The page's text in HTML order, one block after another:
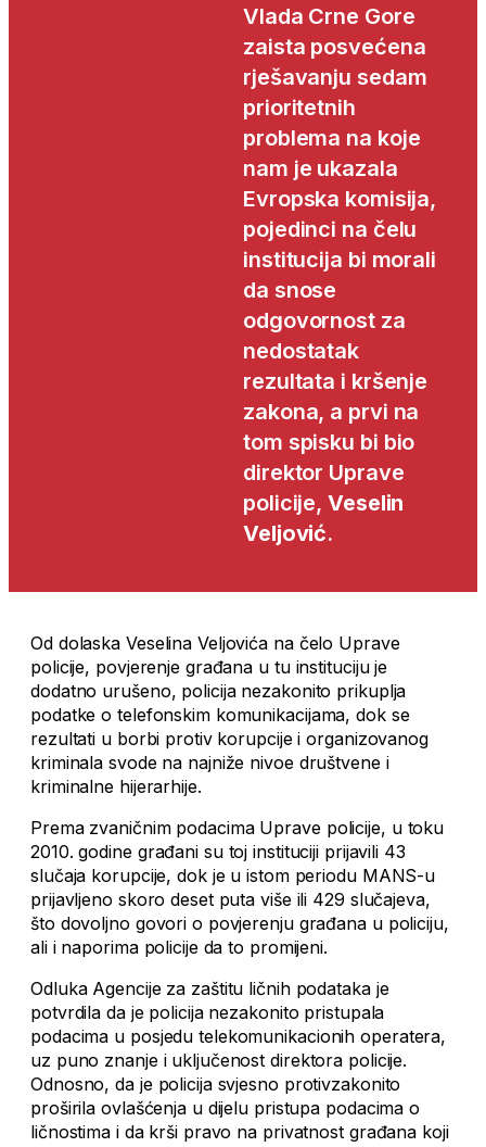
Vlada Crne Gore
zaista posvećena
rješavanju sedam
prioritetnih
problema na koje
nam je ukazala
Evropska komisija,
pojedinci na čelu
institucija bi morali
da snose
odgovornost za
nedostatak
rezultata i kršenje
zakona, a prvi na
tom spisku bi bio
direktor Uprave
policije,Veselin
Veljović.
Od dolaska Veselina Veljovića na čelo Uprave
policije, povjerenje građana u tu instituciju je
dodatno urušeno, policija nezakonito prikuplja
podatke o telefonskim komunikacijama, dok se
rezultati u borbi protiv korupcije i organizovanog
kriminala svode na najniže nivoe društvene i
kriminalne hijerarhije.
Prema zvaničnim podacima Uprave policije, u toku
2010. godine građani su toj instituciji prijavili 43
slučaja korupcije, dok je u istom periodu MANS-u
prijavljeno skoro deset puta više ili 429 slučajeva,
što dovoljno govori o povjerenju građana u policiju,
ali i naporima policije da to promijeni.
Odluka Agencije za zaštitu ličnih podataka je
potvrdila da je policija nezakonito pristupala
podacima u posjedu telekomunikacionih operatera,
uz puno znanje i uključenost direktora policije.
Odnosno, da je policija svjesno protivzakonito
proširila ovlašćenja u dijelu pristupa podacima o
ličnostima i da krši pravo na privatnost građana koji